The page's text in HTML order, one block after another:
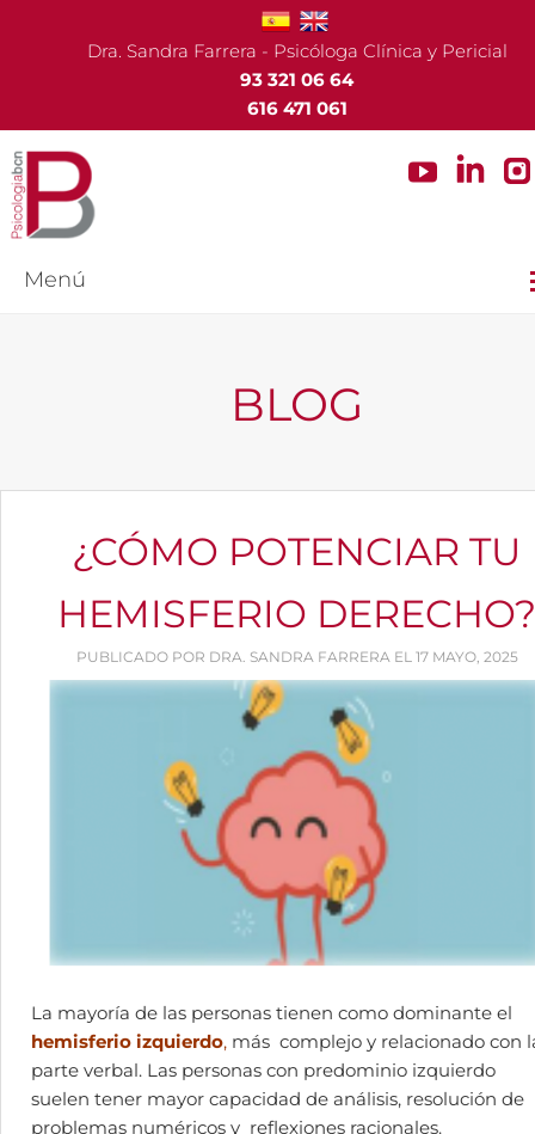
Dra. Sandra Farrera - Psicóloga Clínica y Pericial
93 321 06 64
616 471 061
Menú
BLOG
¿CÓMO POTENCIAR TU
HEMISFERIO DERECHO?
PUBLICADO POR DRA. SANDRA FARRERA EL 17 MAYO, 2025
La mayoría de las personas tienen como dominante el
hemisferio izquierdo, más complejo y relacionado con
parte verbal. Las personas con predominio izquierdo
suelen tener mayor capacidad de análisis, resolución de
problemas numéricos y reflexiones racionales.